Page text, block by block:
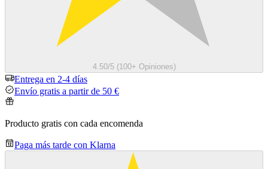
4.50/5 (100+ Opiniones)
Entrega en 2-4 días
Envío gratis a partir de 50 €
Producto gratis con cada encomenda
Paga más tarde con Klarna